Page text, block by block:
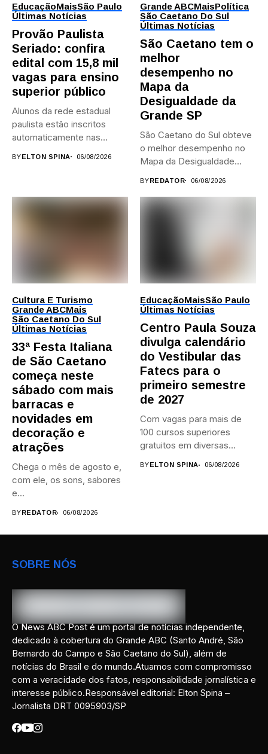
EducaçãoMaisSão Paulo
Últimas Notícias
Provão Paulista
Seriado: confira
edital com 15,8 mil
vagas para ensino
superior público
Alunos da rede estadual
paulista estão inscritos
automaticamente nas
BYELTON SPINA 06/08/2026
Grande ABCMaisPolítica
São Caetano Do Sul
Últimas Notícias
São Caetano tem o
melhor
desempenho no
Mapa da
Desigualdade da
Grande SP
São Caetano do Sul obteve
o melhor desempenho no
Mapa da Desigualdade...
BYREDATOR 06/08/2026
Cultura E Turismo
Grande ABCMais
São Caetano Do Sul
Últimas Notícias
33ª Festa Italiana
de São Caetano
começa neste
sábado com mais
barracas e
novidades em
decoração e
atrações
Chega o mês de agosto e,
com ele, os sons, sabores
e...
BY REDATOR 06/08/2026
EducaçãoMaisSão Paulo
Últimas Notícias
Centro Paula Souza
divulga calendário
do Vestibular das
Fatecs para o
primeiro semestre
de 2027
Com vagas para mais de
100 cursos superiores
gratuitos em diversas
BY ELTON SPINA 06/08/2026
SOBRE NÓS
O News ABC Post é um portal de notícias independente,
dedicado à cobertura do Grande ABC (Santo André, São
Bernardo do Campo e São Caetano do Sul), além de
notícias do Brasil e do mundo.Atuamos com compromisso
com a veracidade dos fatos, responsabilidade jornalística e
interesse público.Responsável editorial: Elton Spina –
Jornalista DRT 0095903/SP